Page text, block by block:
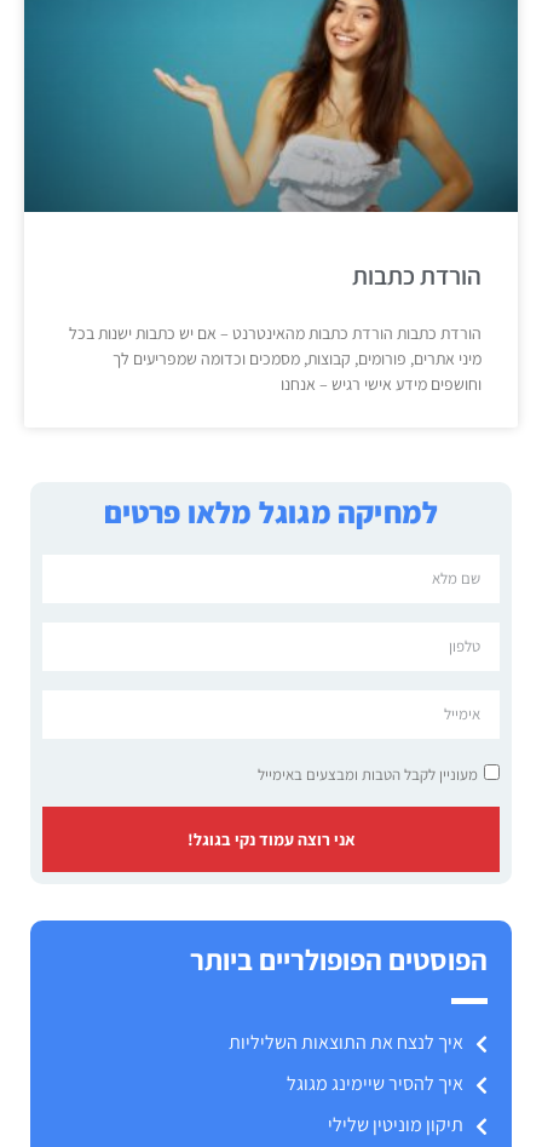
למחיקה מגוגל מלאו פרטים
מעוניין לקבל הטבות ומבצעים באימייל
אני רוצה עמוד נקי בגוגל!
הפוסטים הפופולריים ביותר
איך לנצח את התוצאות השליליות
איך להסיר שיימינג מגוגל
תיקון מוניטין שלילי
הורדת כתבות
הורדת כתבות הורדת כתבות מהאינטרנט – אם יש כתבות ישנות בכל
מיני אתרים, פורומים, קבוצות, מסמכים וכדומה שמפריעים לך
וחושפים מידע אישי רגיש – אנחנו